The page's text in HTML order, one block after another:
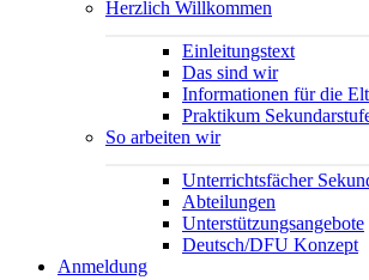
Herzlich Willkommen
Einleitungstext
Das sind wir
Informationen für die
Praktikum
So arbeiten wir
Unterrichtsfächer
Abteilungen
Unterstützungsangebote
Deutsch/DFU Konzept
Anmeldung